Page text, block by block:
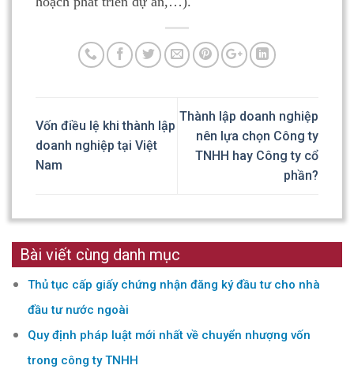
Vốn điều lệ khi thành lập
doanh nghiệp tại Việt
Nam
Thành lập doanh nghiệp
nên lựa chọn Công ty
TNHH hay Công ty cổ
phần?
Bài viết cùng danh mục
Thủ tục cấp giấy chứng nhận đăng ký đầu tư cho nhà
đầu tư nước ngoài
Quy định pháp luật mới nhất về chuyển nhượng vốn
trong công ty TNHH